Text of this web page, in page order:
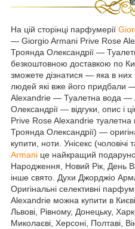
На цій сторінці парфумерії
― Giorgio Armani Prive Rose
Троянда Олександрії ―
безкоштовною доставкою по
зможете дізнатися ― яка в них
людей які вже його придбали
Alexandrie ― Туалетна вода ―
Олександрії ― відгуки, опис і
Prive Rose Alexandrie
Троянда Олександрії) ―
купити, ноти. Унісекс (чоловічі
Armani це найкращий
Народження, Новий Рік, День
інше свято. Духи Джорджіо
Оригінальні селективні
Alexandrie можна купити в
Львові, Рівному, Донецьку,
Миколаєві, Херсоні, Полтаві,